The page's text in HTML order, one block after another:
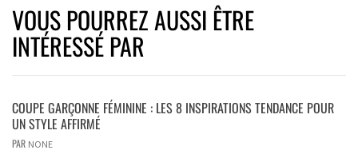
VOUS POURREZ AUSSI ÊTRE
INTÉRESSÉ PAR
COUPE GARÇONNE FÉMININE : LES 8 INSPIRATIONS TENDANCE POUR
UN STYLE AFFIRMÉ
PAR NONE